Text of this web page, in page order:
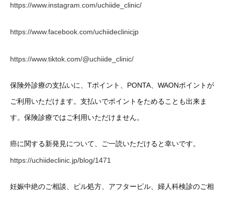
https://www.instagram.com/uchiide_clinic/
https://www.facebook.com/uchiideclinicjp
https://www.tiktok.com/@uchiide_clinic/
保険外診療の支払いに、Tポイント、PONTA、WAONポイントが
ご利用いただけます。支払いでポイントをためることも出来ま
す。保険診療ではご利用いただけません。
癌に関する新発見について、ご一読いただけると幸いです。
https://uchiideclinic.jp/blog/1471
妊娠中絶のご相談、ピル処方、アフターピル、婦人科検診のご相